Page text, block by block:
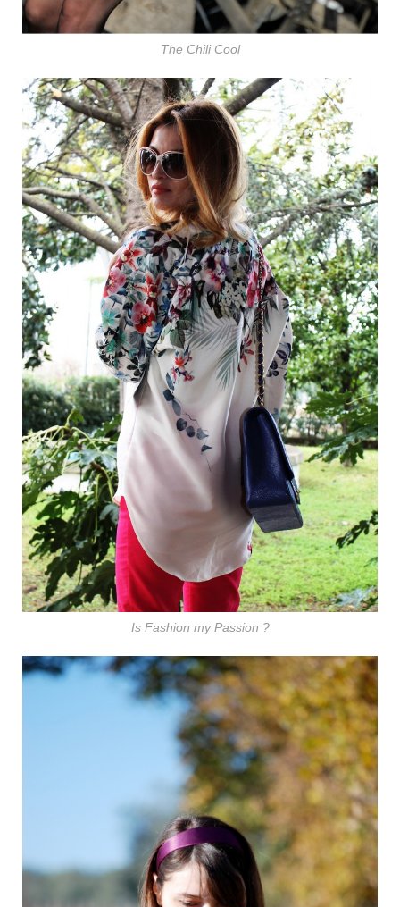
The Chili Cool
Is Fashion my Passion ?